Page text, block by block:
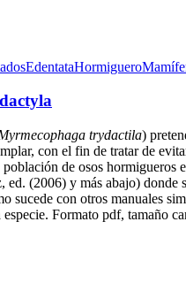
EdentataHormiguero
trydactila)
con el fin de tratar de
de osos
(2006) y más abajo)
sucede con otros manuales
Formato pdf, tamaño